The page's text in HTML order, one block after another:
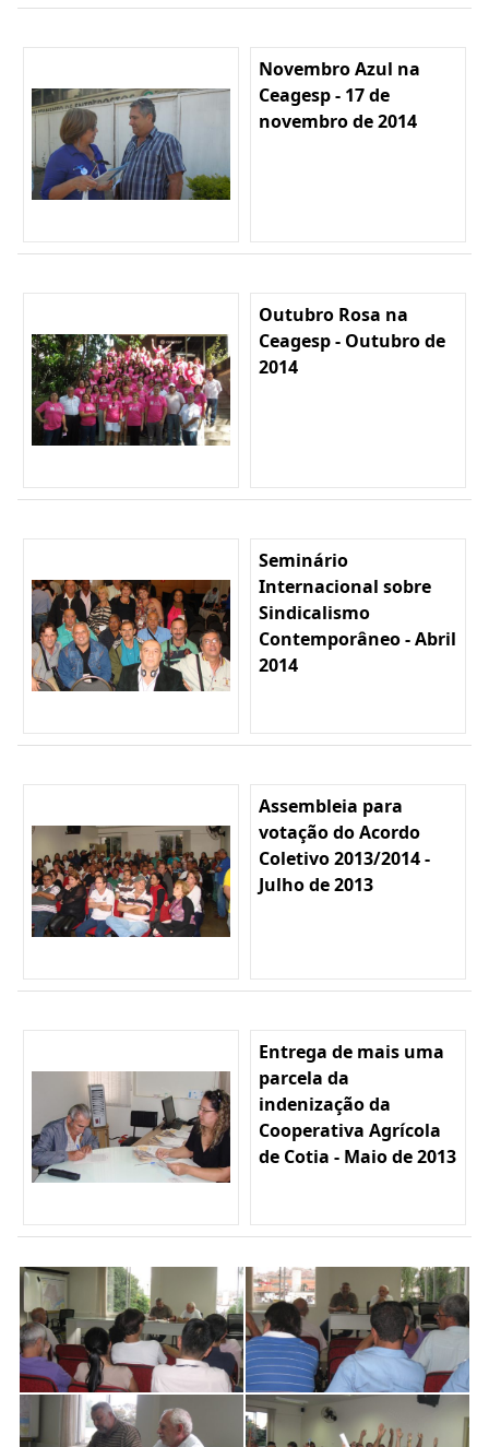
Novembro Azul na
Ceagesp - 17 de
novembro de 2014
Outubro Rosa na
Ceagesp - Outubro de
2014
Seminário
Internacional sobre
Sindicalismo
Contemporâneo - Abril
2014
Assembleia para
votação do Acordo
Coletivo 2013/2014 -
Julho de 2013
Entrega de mais uma
parcela da
indenização da
Cooperativa Agrícola
de Cotia - Maio de 2013